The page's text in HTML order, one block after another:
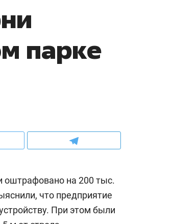
парке
оштрафовано на 200 тыс.
что предприятие
При этом были
запросах мастеров
и Face
будет
Рекомендуем
Опыт выживания в дикой
природе, работа